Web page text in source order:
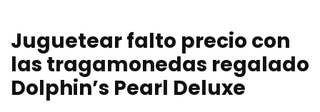
Juguetear falto precio con
las tragamonedas regalado
Dolphin’s Pearl Deluxe